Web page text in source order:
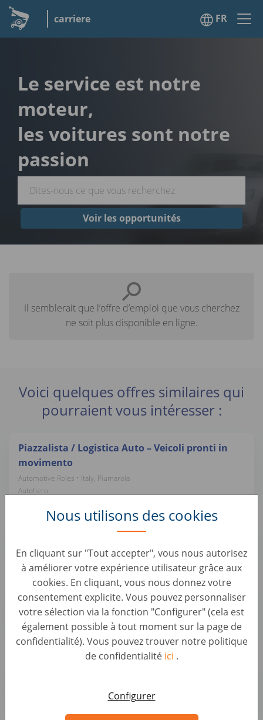
carriere FR
Nous utilisons des cookies
En cliquant sur "Tout accepter", vous nous autorisez
à améliorer votre expérience utilisateur grâce aux
cookies. En cliquant, vous nous donnez votre
consentement explicite. Vous pouvez personnaliser
votre sélection via la fonction "Configurer" (cela est
également possible à tout moment sur la page de
confidentialité). Vous pouvez trouver notre politique
de confidentialité ici .
Configurer
Le service est notre
moteur,
les voitures sont notre
passion
Voir les opportunités
Il semblerait que l’offre d’emploi que vous cherchez
ne soit plus disponible en ligne.
Voici quelques offres similaires qui
pourraient vous intéresser :
Piazzalista / Logistica Auto – Veicoli pronti in
movimento
Automotive Roles • Italy, Piumarola
Autohero
Fotografo Automotive AUTOHERO
Autohero
Perito Tecnico Auto Piumarola – Valuta, Verifica,
Garantisce
Automotive Roles • Italy, Isernia
Autohero
Montatore Carrozzeria - Dai nuova visibilità alle
Automotive Roles • Italy, Teodora